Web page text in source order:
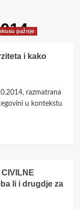
pažnje
i kako
razmatrana
u kontekstu
li i drugdje za